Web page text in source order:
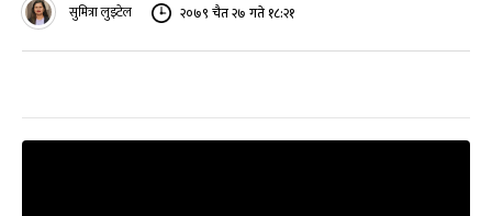
सुमित्रा लुइटेल २०७९ चैत २७ गते १८:२१